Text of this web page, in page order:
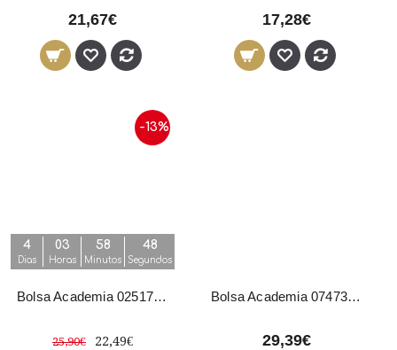
21,67€ 17,28€
-13%
4
Dias
03
Horas
58
Minutos
47
Segundos
Bolsa Academia 02517 Eurostil
25,90€ 22,49€
Bolsa Academia 07473 Eurostil
29,39€